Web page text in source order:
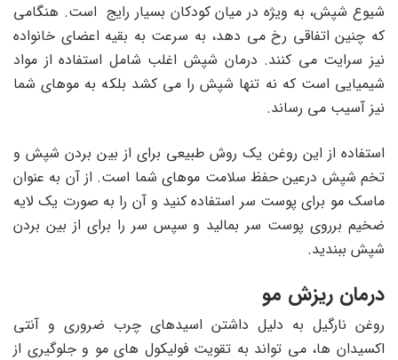
شیوع شپش، به ویژه در میان کودکان بسیار رایج است. هنگامی
که چنین اتفاقی رخ می دهد، به سرعت به بقیه اعضای خانواده
نیز سرایت می کنند. درمان شپش اغلب شامل استفاده از مواد
شیمیایی است که نه تنها شپش را می کشد بلکه به موهای شما
نیز آسیب می رساند.
استفاده از این روغن یک روش طبیعی برای از بین بردن شپش و
تخم شپش درعین حفظ سلامت موهای شما است. از آن به عنوان
ماسک مو برای پوست سر استفاده کنید و آن را به صورت یک لایه
ضخیم برروی پوست سر بمالید و سپس سر را برای از بین بردن
شپش ببندید.
درمان ریزش مو
روغن نارگیل به دلیل داشتن اسیدهای چرب ضروری و آنتی
اکسیدان ها، می تواند به تقویت فولیکول های مو و جلوگیری از